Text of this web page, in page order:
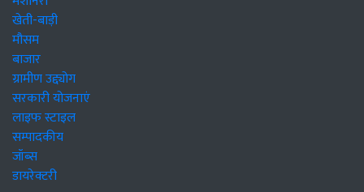
खेती-बाड़ी
मौसम
बाजार
ग्रामीण उद्द्योग
सरकारी योजनाएं
लाइफ स्टाइल
सम्पादकीय
जॉब्स
डायरेक्टरी